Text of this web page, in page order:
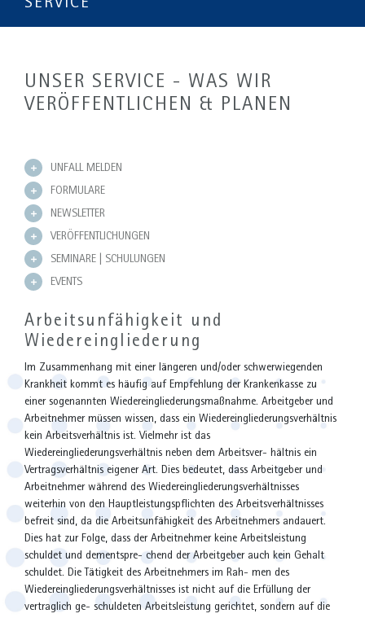
SERVICE
UNSER SERVICE - WAS WIR
VERÖFFENTLICHEN & PLANEN
UNFALL MELDEN
FORMULARE
NEWSLETTER
VERÖFFENTLICHUNGEN
SEMINARE | SCHULUNGEN
EVENTS
Arbeitsunfähigkeit und
Wiedereingliederung
Im Zusammenhang mit einer längeren und/oder schwerwiegenden
Krankheit kommt es häufig auf Empfehlung der Krankenkasse zu
einer sogenannten Wiedereingliederungsmaßnahme. Arbeitgeber und
Arbeitnehmer müssen wissen, dass ein Wiedereingliederungsverhältnis
kein Arbeitsverhältnis ist. Vielmehr ist das
Wiedereingliederungsverhältnis neben dem Arbeitsver- hältnis ein
Vertragsverhältnis eigener Art. Dies bedeutet, dass Arbeitgeber und
Arbeitnehmer während des Wiedereingliederungsverhältnisses
weiterhin von den Hauptleistungspflichten des Arbeitsverhältnisses
befreit sind, da die Arbeitsunfähigkeit des Arbeitnehmers andauert.
Dies hat zur Folge, dass der Arbeitnehmer keine Arbeitsleistung
schuldet und dementspre- chend der Arbeitgeber auch kein Gehalt
schuldet. Die Tätigkeit des Arbeitnehmers im Rah- men des
Wiedereingliederungsverhältnisses ist nicht auf die Erfüllung der
vertraglich ge- schuldeten Arbeitsleistung gerichtet, sondern auf die